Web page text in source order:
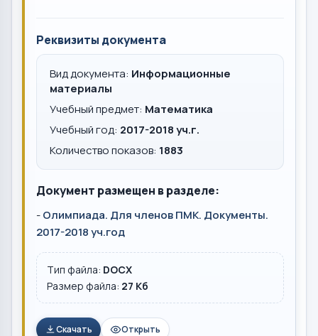
Реквизиты документа
Вид документа: Информационные
материалы
Учебный предмет: Математика
Учебный год: 2017-2018 уч.г.
Количество показов: 1883
Документ размещен в разделе:
-Олимпиада. Для членов ПМК. Документы.
2017-2018 уч.год
Тип файла: DOCX
Размер файла: 27 Кб
Скачать Открыть